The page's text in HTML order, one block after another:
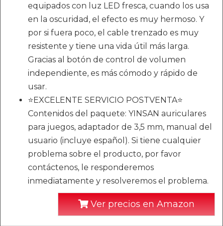
equipados con luz LED fresca, cuando los usa
en la oscuridad, el efecto es muy hermoso. Y
por si fuera poco, el cable trenzado es muy
resistente y tiene una vida útil más larga.
Gracias al botón de control de volumen
independiente, es más cómodo y rápido de
usar.
⭐EXCELENTE SERVICIO POSTVENTA⭐
Contenidos del paquete: YINSAN auriculares
para juegos, adaptador de 3,5 mm, manual del
usuario (incluye español). Si tiene cualquier
problema sobre el producto, por favor
contáctenos, le responderemos
inmediatamente y resolveremos el problema.
Ver precios en Amazon